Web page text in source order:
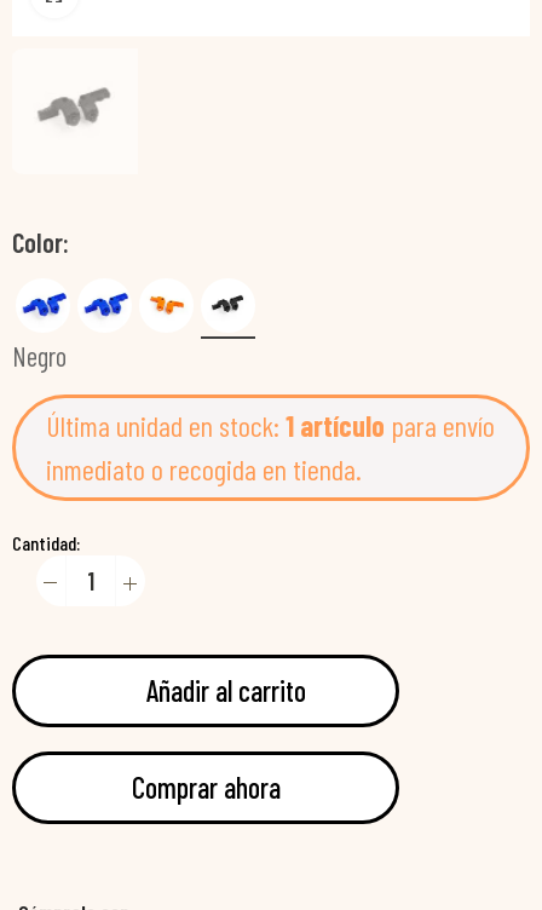
Color
Negro
Última unidad en stock: 1 artículo para envío
inmediato o recogida en tienda.
Cantidad:
Añadir al carrito
Comprar ahora